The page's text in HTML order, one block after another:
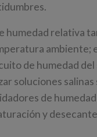
humedad relativa
ambiente;
de humedad del
soluciones salinas
de
y